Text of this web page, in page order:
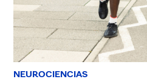
NEUROCIENCIAS